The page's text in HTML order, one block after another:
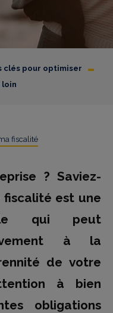
clés pour optimiser -
loin
fiscalité
? Saviez-
est une
qui peut
à la
de votre
à bien
obligations